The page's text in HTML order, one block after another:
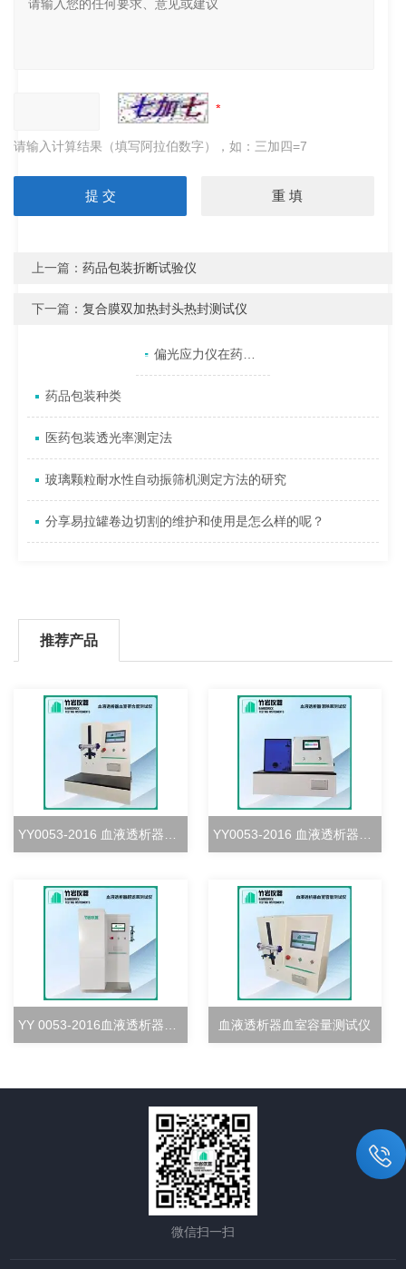
请输入计算结果（填写阿拉伯数字），如：三加四=7
上一篇：药品包装折断试验仪
下一篇：复合膜双加热封头热封测试仪
相关文章 偏光应力仪在药用玻璃瓶质量控制中的关键应用
药品包装种类
医药包装透光率测定法
玻璃颗粒耐水性自动振筛机测定方法的研究
分享易拉罐卷边切割的维护和使用是怎么样的呢？
推荐产品
YY0053-2016 血液透析器血室密合度测试仪 YY0053-2016 血液透析器清除率测试仪
YY 0053-2016血液透析器超滤率测试仪 血液透析器血室容量测试仪
微信扫一扫